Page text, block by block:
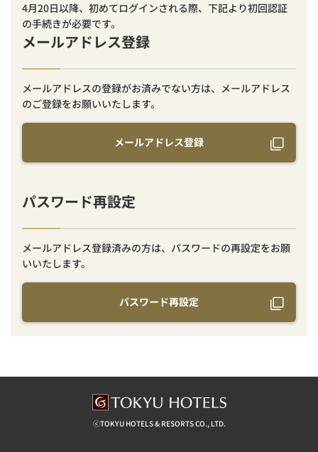
4月20日以降、初めてログインされる際、下記より初回認証
の手続きが必要です。
メールアドレス登録
メールアドレスの登録がお済みでない方は、メールアドレス
のご登録をお願いいたします。
メールアドレス登録
パスワード再設定
メールアドレス登録済みの方は、パスワードの再設定をお願
いいたします。
パスワード再設定
ⓒTOKYU HOTELS & RESORTS CO., LTD.